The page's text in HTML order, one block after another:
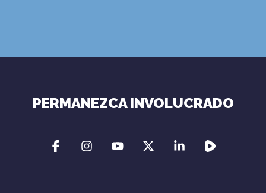
PERMANEZCA INVOLUCRADO